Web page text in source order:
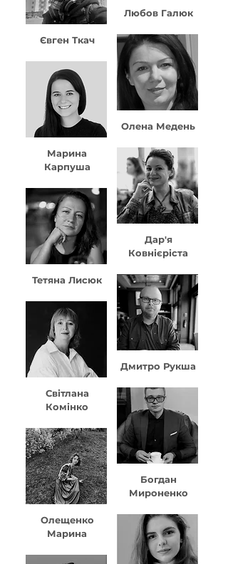
Євген Ткач
Марина
Карпуша
Тетяна Лисюк
Світлана
Комінко
Олещенко
Марина
Любов Галюк
Олена Медень
Дар'я
Ковнієріста
Дмитро Рукша
Богдан
Мироненко